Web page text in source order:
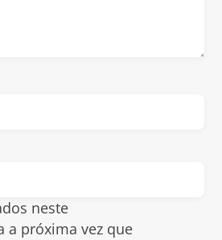
neste
a próxima vez que